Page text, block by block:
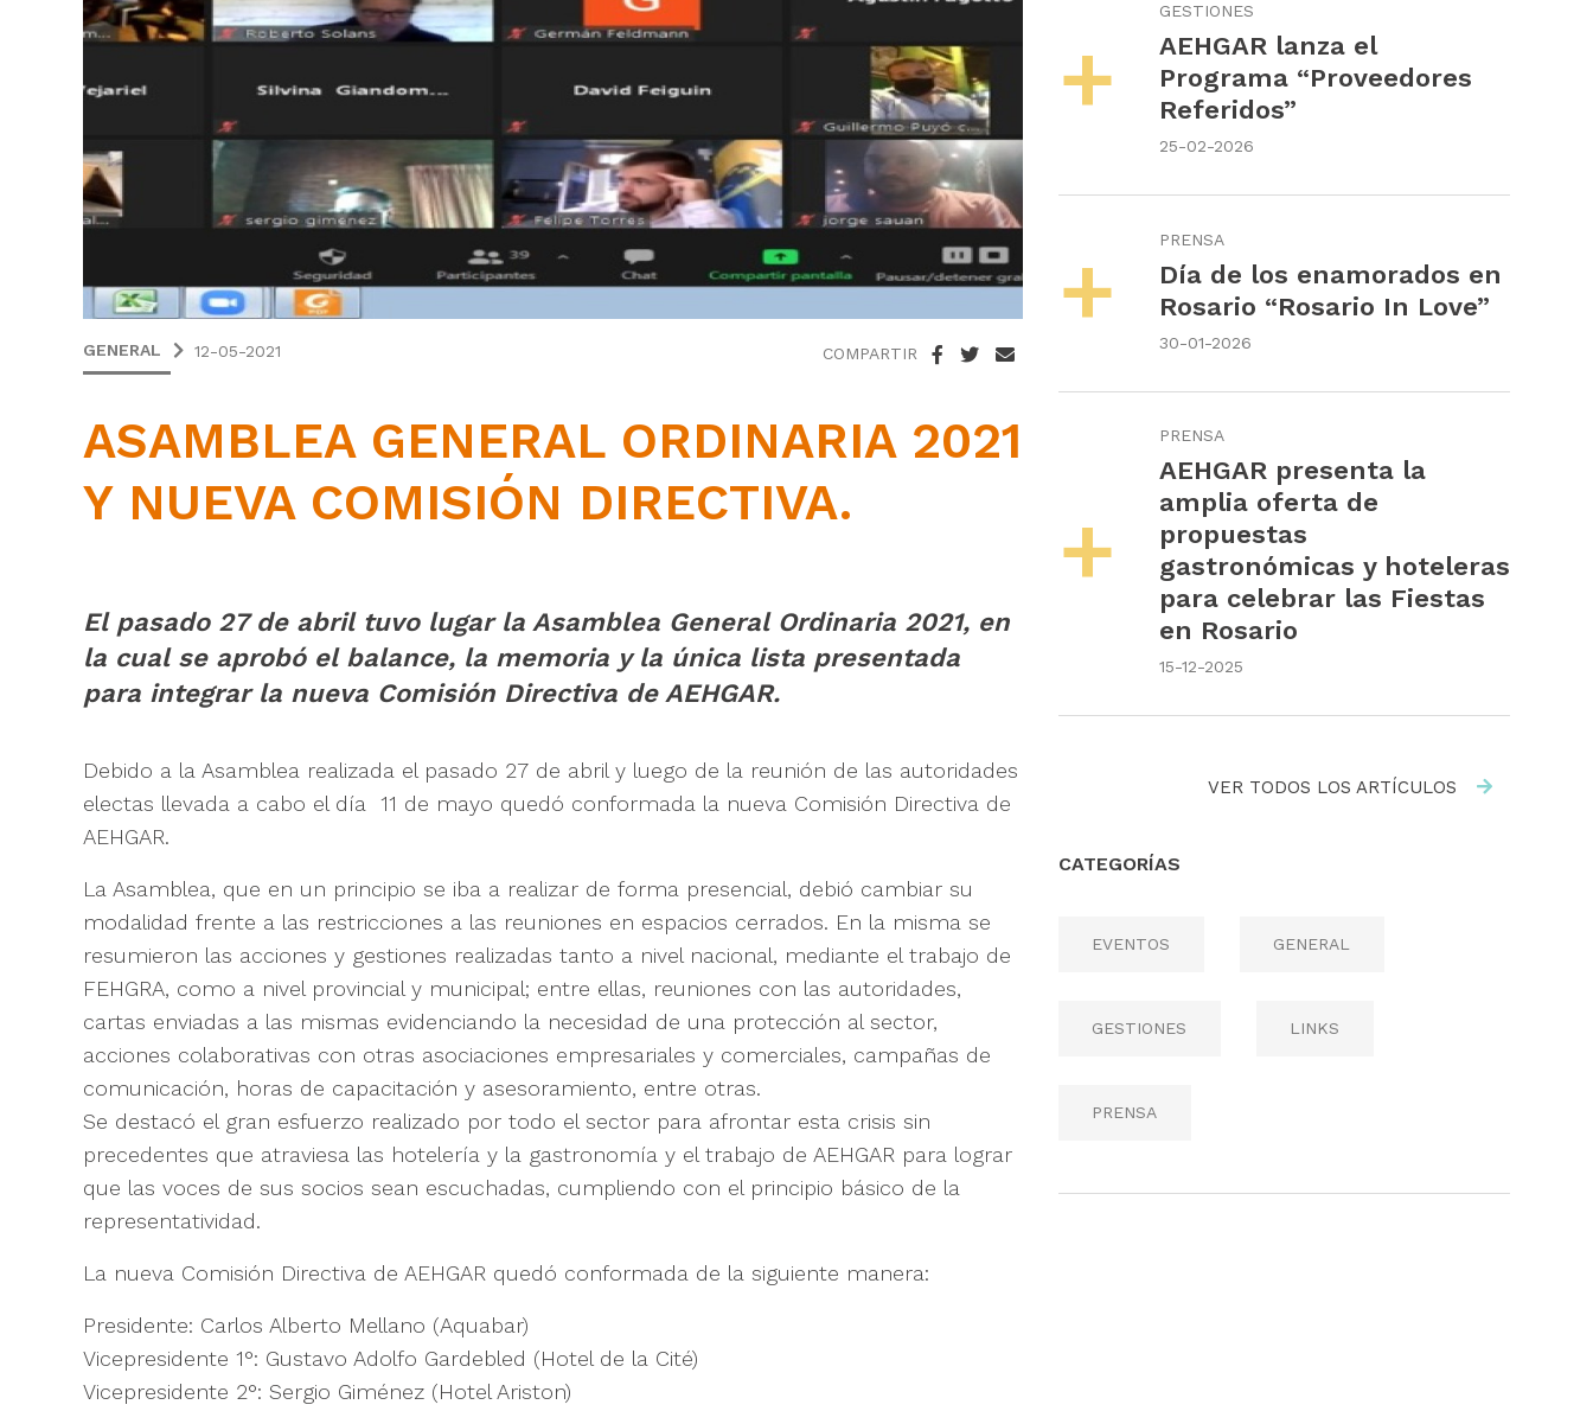
GENERAL 12-05-2021 COMPARTIR
ASAMBLEA GENERAL ORDINARIA 2021
Y NUEVA COMISIÓN DIRECTIVA.
El pasado 27 de abril tuvo lugar la Asamblea General Ordinaria 2021, en
la cual se aprobó el balance, la memoria y la única lista presentada
para integrar la nueva Comisión Directiva de AEHGAR.
Debido a la Asamblea realizada el pasado 27 de abril y luego de la reunión de las autoridades
electas llevada a cabo el día 11 de mayo quedó conformada la nueva Comisión Directiva de
AEHGAR.
La Asamblea, que en un principio se iba a realizar de forma presencial, debió cambiar su
modalidad frente a las restricciones a las reuniones en espacios cerrados. En la misma se
resumieron las acciones y gestiones realizadas tanto a nivel nacional, mediante el trabajo de
FEHGRA, como a nivel provincial y municipal; entre ellas, reuniones con las autoridades,
cartas enviadas a las mismas evidenciando la necesidad de una protección al sector,
acciones colaborativas con otras asociaciones empresariales y comerciales, campañas de
comunicación, horas de capacitación y asesoramiento, entre otras.
Se destacó el gran esfuerzo realizado por todo el sector para afrontar esta crisis sin
precedentes que atraviesa las hotelería y la gastronomía y el trabajo de AEHGAR para lograr
que las voces de sus socios sean escuchadas, cumpliendo con el principio básico de la
representatividad.
La nueva Comisión Directiva de AEHGAR quedó conformada de la siguiente manera:
Presidente: Carlos Alberto Mellano (Aquabar)
Vicepresidente 1°: Gustavo Adolfo Gardebled (Hotel de la Cité)
Vicepresidente 2°: Sergio Giménez (Hotel Ariston)
GESTIONES
AEHGAR lanza el
Programa “Proveedores
Referidos”
25-02-2026
PRENSA
Día de los enamorados en
Rosario “Rosario In Love”
30-01-2026
PRENSA
AEHGAR presenta la
amplia oferta de
propuestas
gastronómicas y hoteleras
para celebrar las Fiestas
en Rosario
15-12-2025
VER TODOS LOS ARTÍCULOS
CATEGORÍAS
EVENTOS GENERAL
GESTIONES LINKS
PRENSA